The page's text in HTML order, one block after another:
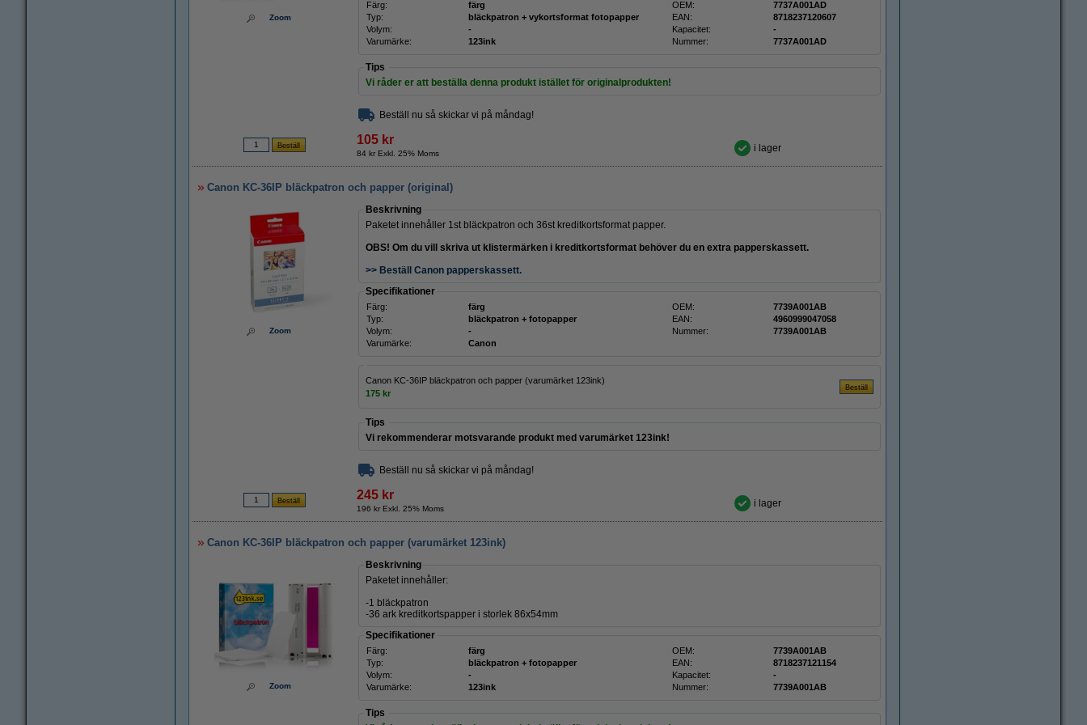
Zoom
Färg: färg OEM:
7737A001AD
Typ:
bläckpatron + vykortsformat fotopapper EAN:
8718237120607
Volym:
- Kapacitet:
-
Varumärke:
123ink Nummer: 7737A001AD
Tips
Vi råder er att beställa denna produkt istället för originalprodukten!
Beställ nu så skickar vi på måndag!
105 kr
84 kr Exkl. 25% Moms i lager
Canon KC-36IP bläckpatron och papper (original)
Zoom
Beskrivning
Paketet innehåller 1st bläckpatron och 36st kreditkortsformat papper.
OBS! Om du vill skriva ut klistermärken i kreditkortsformat behöver du en extra papperskassett.
>> Beställ Canon papperskassett.
Specifikationer
Färg: färg OEM:
7739A001AB
Typ:
bläckpatron + fotopapper EAN:
4960999047058
Volym:
- Nummer:
7739A001AB
Varumärke:
Canon
Canon KC-36IP bläckpatron och papper (varumärket 123ink)
175 kr
Tips
Vi rekommenderar motsvarande produkt med varumärket 123ink!
Beställ nu så skickar vi på måndag!
245 kr
196 kr Exkl. 25% Moms i lager
Canon KC-36IP bläckpatron och papper (varumärket 123ink)
Zoom
Beskrivning
Paketet innehåller:
-1 bläckpatron
-36 ark kreditkortspapper i storlek 86x54mm
Specifikationer
Färg: färg OEM:
7739A001AB
Typ:
bläckpatron + fotopapper EAN:
8718237121154
Volym:
- Kapacitet:
-
Varumärke:
123ink Nummer: 7739A001AB
Tips